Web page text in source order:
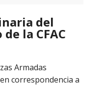
del
la CFAC
Armadas
correspondencia a